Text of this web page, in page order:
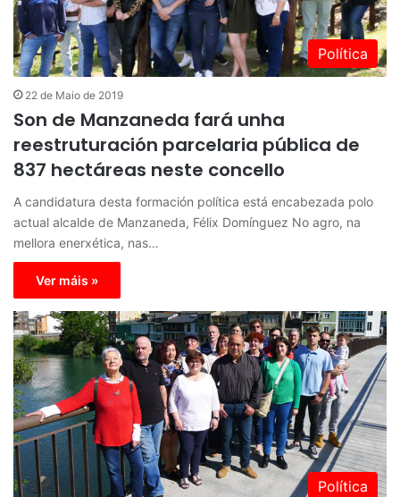
Política
22 de Maio de 2019
Son de Manzaneda fará unha
reestruturación parcelaria pública de
837 hectáreas neste concello
A candidatura desta formación política está encabezada polo
actual alcalde de Manzaneda, Félix Domínguez No agro, na
mellora enerxética, nas…
Ver máis »
Política